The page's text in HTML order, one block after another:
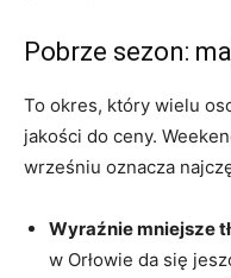
Pobrze sezon:
To okres, który wielu
jakości do ceny.
wrześniu oznacza
Wyraźnie mniejsze
w Orłowie da się